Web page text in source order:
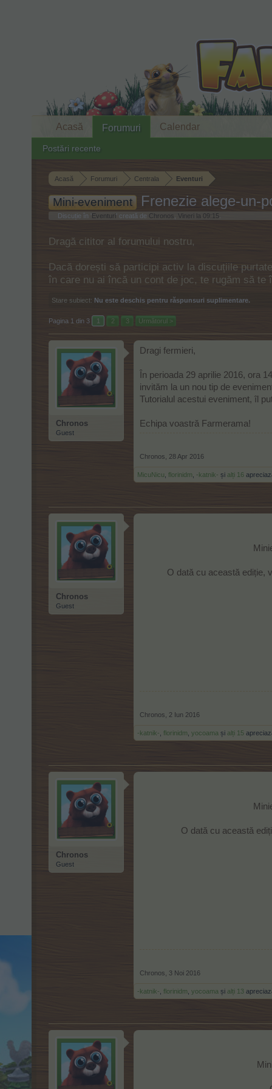
Acasă Forumuri Centrala Eventuri
Mini-eveniment Frenezie alege-un-
Discuție în ' Eventuri ' creată de Chronos Vineri la 09:15
Dragă cititor al forumului nostru,
Dacă dorești să participi activ la discuțiile
în care nu ai încă un cont de joc, te rugăm să
Stare subiect: Nu este deschis pentru răspunsuri suplimentare.
Pagina 1 din 3 1 2 3 Următorul >
Chronos
Guest
Dragi fermieri,
În perioada 29 aprilie 2016, ora
invităm la un nou tip de
Tutorialul acestui eveniment, îl
Echipa voastră Farmerama!
Chronos 28 Apr 2016
MicuNicu florinidm -katnik- și alți 16
Chronos
Guest
O dată cu această ediție,
Chronos 2 Iun 2016
-katnik- florinidm yocoama și alți 15
Chronos
Guest
O dată cu această
Chronos 3 Noi 2016
-katnik- florinidm yocoama și alți 13
Acasă Forumuri
Postări recente
Calendar